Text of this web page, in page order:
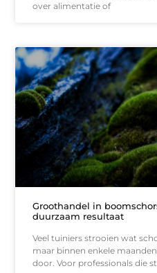
over alimentatie of
Groothandel in
duurzaam resultaat
Veel tuiniers strooien wat
maar binnen enkele
door. Voor professionals die